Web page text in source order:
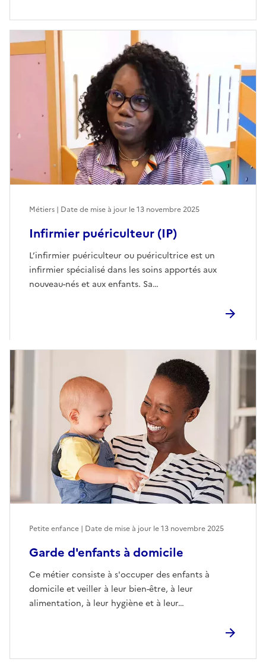
Infirmier puériculteur (IP)
L’infirmier puériculteur ou puéricultrice est un
infirmier spécialisé dans les soins apportés aux
nouveau-nés et aux enfants. Sa…
Métiers | Date de mise à jour le13 novembre 2025
Garde d'enfants à domicile
Ce métier consiste à s'occuper des enfants à
domicile et veiller à leur bien-être, à leur
alimentation, à leur hygiène et à leur…
Petite enfance | Date de mise à jour le13 novembre 2025